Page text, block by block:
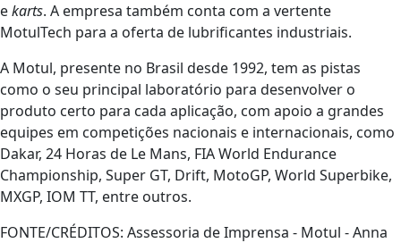
ekarts. A empresa também conta com a vertente
MotulTech para a oferta de lubrificantes industriais.
A Motul, presente no Brasil desde 1992, tem as pistas
como o seu principal laboratório para desenvolver o
produto certo para cada aplicação, com apoio a grandes
equipes em competições nacionais e internacionais, como
Dakar, 24 Horas de Le Mans, FIA World Endurance
Championship, Super GT, Drift, MotoGP, World Superbike,
MXGP, IOM TT, entre outros.
FONTE/CRÉDITOS: Assessoria de Imprensa - Motul - Anna